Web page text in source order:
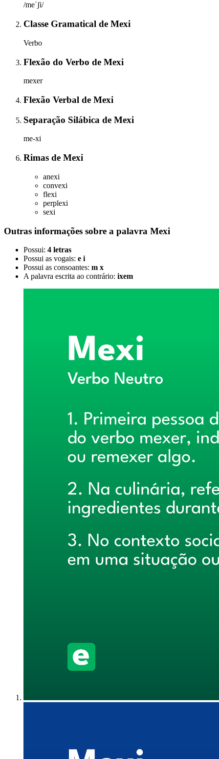
/meˈʃi/
Classe Gramatical de Mexi
Verbo
Flexão do Verbo de Mexi
mexer
Flexão Verbal de Mexi
Separação Silábica de Mexi
me-xi
Rimas de Mexi
anexi
convexi
flexi
perplexi
sexi
Outras informações sobre a palavra Mexi
Possui: 4 letras
Possui as vogais: e i
Possui as consoantes: m x
A palavra escrita ao contrário: ixem